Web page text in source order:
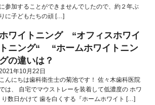
に参加することができませんでしたので、約２年ぶ
りに子どもたちの頑 […]
ワイトニング “オフィスホワイ
トニング“ “ホームホワイトニン
グの違いは？
年10月22日
こんにちは歯科衛生士の菊池です！ 佐々木歯科医院
は、 自宅でマウストレーを装着して低濃度の ホワ
り数日かけて 歯を白くする『ホームホワイト […]